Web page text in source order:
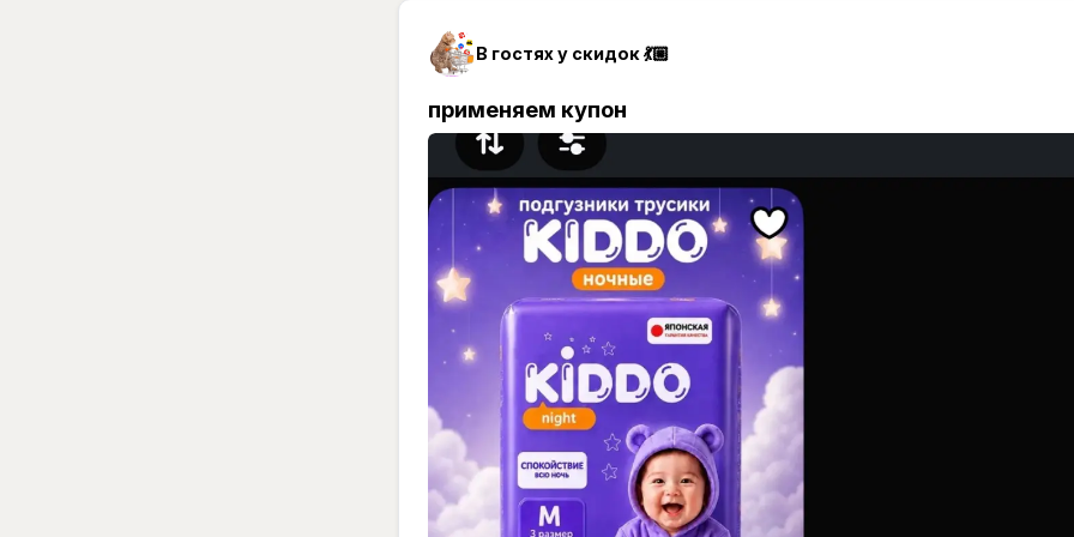
В гостях у скидок 💃🏼
применяем купон